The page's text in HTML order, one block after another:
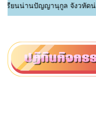
นน่านปัญญานุกูล จังวหัดน่าน"